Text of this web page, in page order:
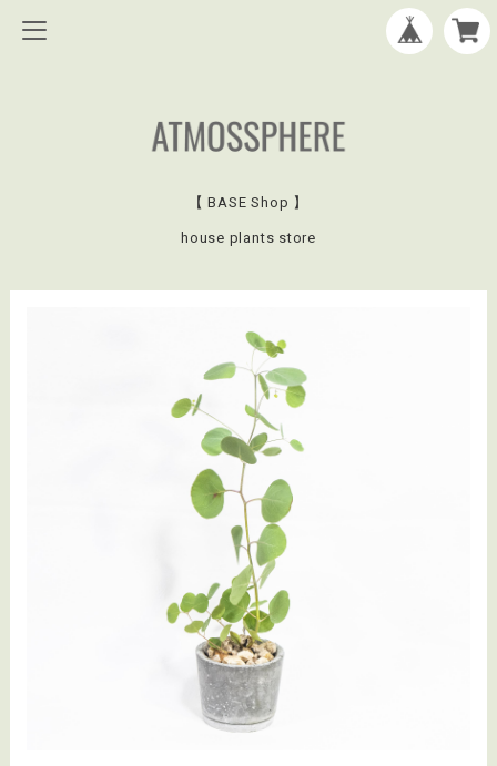
【 BASE Shop 】
house plants store